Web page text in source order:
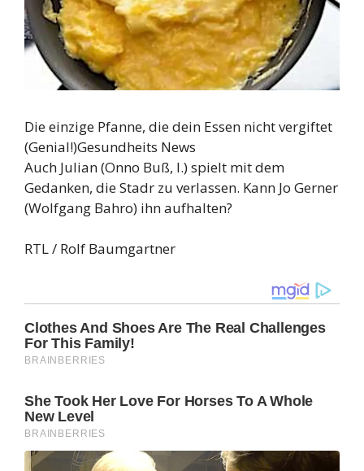
Die einzige Pfanne, die dein Essen nicht vergiftet
(Genial!)Gesundheits News
Auch Julian (Onno Buß, l.) spielt mit dem
Gedanken, die Stadr zu verlassen. Kann Jo Gerner
(Wolfgang Bahro) ihn aufhalten?
RTL / Rolf Baumgartner